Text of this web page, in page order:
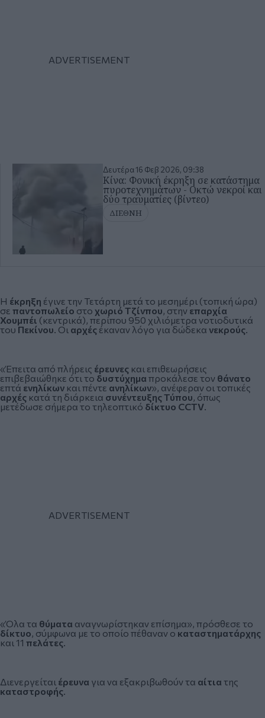
Δευτέρα 16 Φεβ 2026, 09:38
Κίνα: Φονική έκρηξη σε κατάστημα
πυροτεχνημάτων - Οκτώ νεκροί και
δύο τραυματίες (βίντεο)
ΔΙΕΘΝΗ
Η έκρηξη έγινε την Τετάρτη μετά το μεσημέρι (τοπική ώρα)
σε παντοπωλείο στο χωριό Τζίνπου , στην επαρχία
Χουμπέι (κεντρικά), περίπου 950 χιλιόμετρα νοτιοδυτικά
του Πεκίνου . Οι αρχές έκαναν λόγο για δώδεκα νεκρούς
«Έπειτα από πλήρεις έρευνες και επιθεωρήσεις
επιβεβαιώθηκε ότι το δυστύχημα προκάλεσε τον θάνατο
επτά ενηλίκων και πέντε ανηλίκων», ανέφεραν οι τοπικές
αρχές κατά τη διάρκεια συνέντευξης Τύπου , όπως
μετέδωσε σήμερα το τηλεοπτικό δίκτυο CCTV
«Όλα τα θύματα αναγνωρίστηκαν επίσημα», πρόσθεσε το
δίκτυο , σύμφωνα με το οποίο πέθαναν οκαταστηματάρχης
και 11 πελάτες
Διενεργείται έρευνα για να εξακριβωθούν τα αίτια της
καταστροφής.